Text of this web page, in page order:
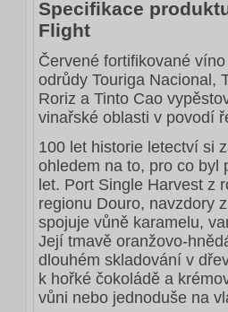
Specifikace
Flight
Červené fortifikované
odrůdy Touriga Nacional ,
Roriz a Tinto Cao
vinařské oblasti v povodí
100 let historie letectví si
ohledem na to, pro co byl
let. Port Single Harvest z
regionu Douro, navzdory
spojuje vůně karamelu,
Její tmavě oranžovo-
dlouhém skladování v
k hořké čokoládě a
vůni nebo jednoduše na